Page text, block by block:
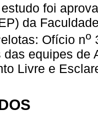
foi
da
Ofício no
equipes de
Livre e